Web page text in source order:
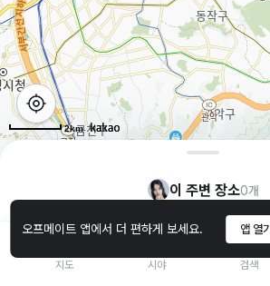
오프메이트 앱에서 더 편하게 보세요. 앱 열기
2km
이 주변 장소0개
지도 시야 검색